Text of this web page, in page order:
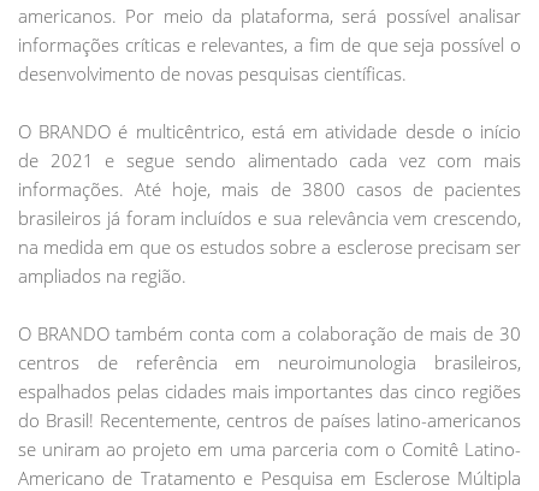
americanos. Por meio da plataforma, será possível analisar
informações críticas e relevantes, a fim de que seja possível o
desenvolvimento de novas pesquisas científicas.
O BRANDO é multicêntrico, está em atividade desde o início
de 2021 e segue sendo alimentado cada vez com mais
informações. Até hoje, mais de 3800 casos de pacientes
brasileiros já foram incluídos e sua relevância vem crescendo,
na medida em que os estudos sobre a esclerose precisam ser
ampliados na região.
O BRANDO também conta com a colaboração de mais de 30
centros de referência em neuroimunologia brasileiros,
espalhados pelas cidades mais importantes das cinco regiões
do Brasil! Recentemente, centros de países latino-americanos
se uniram ao projeto em uma parceria com o Comitê Latino-
Americano de Tratamento e Pesquisa em Esclerose Múltipla